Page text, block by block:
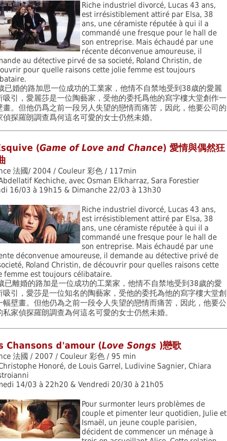
Riche industriel divorcé, Lucas 43 ans,
est irrésistiblement attiré par Elsa, 38
ans, une céramiste réputée à qui il a
commandé une fresque pour le hall de
son entreprise. Mais échaudé par une
récente déconvenue amoureuse, il
au détective pirvé de sa societé, Roland Christin, de
pour quelle raisons cette jolie femme est toujours
已婚的路加思一位成功的工業家，他情不自禁地受到38歳的愛麗
吸引，愛麗莎是一位陶藝家，受他的委托爲他的寫字樓大堂創作一
畫。但他仍爲之前一段另人失望的戀情而痛苦，因此，他要公司的
偵探羅朗調查爲何這名可愛的女士仍然未婚。
(Game of Love and Chance) 愛情與偶然狂
法國/ 2004 / Couleur 彩色 / 117min
Kechiche, avec Osman Elkharraz, Sara Forestier
16/03 à 19h15 & Dimanche 22/03 à 13h30
Riche industriel divorcé, Lucas 43 ans,
est irrésistiblement attiré par Elsa, 38
ans, une céramiste réputée à qui il a
commandé une fresque pour le hall de
son entreprise. Mais échaudé par une
déconvenue amoureuse, il demande au détective privé de
Roland Christin, de découvrir pour quelles raisons cette
femme est toujours célibataire.
已離婚的路加是一位成功的工業家，他情不自禁地受到38歲的愛
吸引，愛莎是一位知名的陶藝家，受他的委托為他的寫字樓大堂創
幅壁畫。但他仍為之前一段令人失望的戀情而痛苦，因此，他要公
私家偵探羅朗調查為何這名可愛的女士仍然未婚。
Chansons d'amour (Love Songs )戀歌
法國 / 2007 / Couleur 彩色 / 95 min
Honoré, de Louis Garrel, Ludivine Sagnier, Chiara
14/03 à 22h20 & Vendredi 20/30 à 21h05
Pour surmonter leurs problèmes de
couple et pimenter leur quotidien, Julie et
Ismaël, un jeune couple parisien,
décident de commencer un ménage à